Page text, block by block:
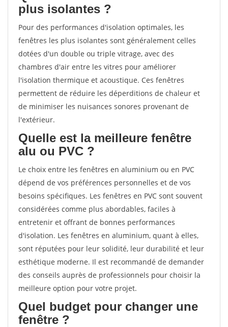
plus isolantes ?
Pour des performances d'isolation optimales, les
fenêtres les plus isolantes sont généralement celles
dotées d'un double ou triple vitrage, avec des
chambres d'air entre les vitres pour améliorer
l'isolation thermique et acoustique. Ces fenêtres
permettent de réduire les déperditions de chaleur et
de minimiser les nuisances sonores provenant de
l'extérieur.
Quelle est la meilleure fenêtre
alu ou PVC ?
Le choix entre les fenêtres en aluminium ou en PVC
dépend de vos préférences personnelles et de vos
besoins spécifiques. Les fenêtres en PVC sont souvent
considérées comme plus abordables, faciles à
entretenir et offrant de bonnes performances
d'isolation. Les fenêtres en aluminium, quant à elles,
sont réputées pour leur solidité, leur durabilité et leur
esthétique moderne. Il est recommandé de demander
des conseils auprès de professionnels pour choisir la
meilleure option pour votre projet.
Quel budget pour changer une
fenêtre ?